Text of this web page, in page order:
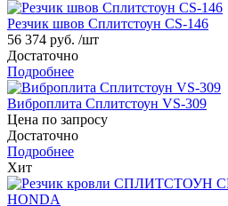
Резчик швов Сплитстоун CS-146
56 374 руб. /шт
Достаточно
Подробнее
Виброплита Cплитстоун VS-309
Цена по запросу
Достаточно
Подробнее
Хит